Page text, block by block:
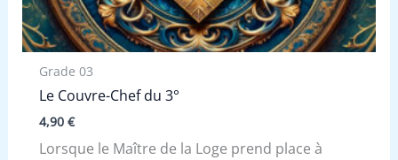
Grade 03
Le Couvre-Chef du 3°
4,90 €
Lorsque le Maître de la Loge prend place à